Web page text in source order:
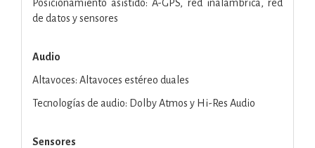
Posicionamiento asistido: A-GPS, red inalámbrica, red
de datos y sensores
Audio
Altavoces: Altavoces estéreo duales
Tecnologías de audio: Dolby Atmos y Hi-Res Audio
Sensores